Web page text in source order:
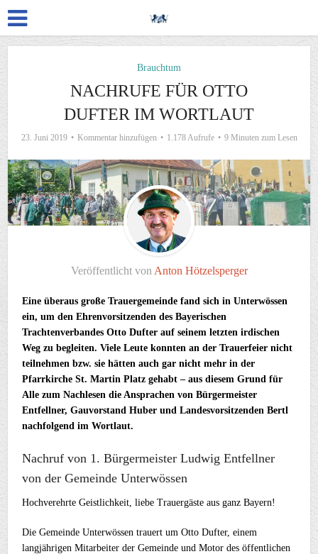
Brauchtum
NACHRUFE FÜR OTTO
DUFTER IM WORTLAUT
23. Juni 2019 Kommentar hinzufügen 1.178 Aufrufe 9 Minuten zum Lesen
Veröffentlicht von Anton Hötzelsperger
Eine überaus große Trauergemeinde fand sich in Unterwössen
ein, um den Ehrenvorsitzenden des Bayerischen
Trachtenverbandes Otto Dufter auf seinem letzten irdischen
Weg zu begleiten. Viele Leute konnten an der Trauerfeier nicht
teilnehmen bzw. sie hätten auch gar nicht mehr in der
Pfarrkirche St. Martin Platz gehabt – aus diesem Grund für
Alle zum Nachlesen die Ansprachen von Bürgermeister
Entfellner, Gauvorstand Huber und Landesvorsitzenden Bertl
nachfolgend im Wortlaut.
Nachruf von 1. Bürgermeister Ludwig Entfellner
von der Gemeinde Unterwössen
Hochverehrte Geistlichkeit, liebe Trauergäste aus ganz Bayern!
Die Gemeinde Unterwössen trauert um Otto Dufter, einem
langjährigen Mitarbeiter der Gemeinde und Motor des öffentlichen